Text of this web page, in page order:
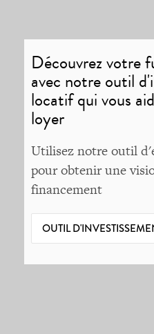
Découvrez votre
avec notre outil
locatif qui vous
loyer
Utilisez notre outil
pour obtenir une
financement
OUTIL